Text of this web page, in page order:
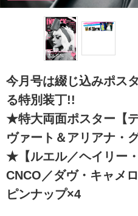
今月号は綴じ込みポス
る特別装丁!!
★特大両面ポスター【
ヴァート＆アリアナ・
★【ルエル／ヘイリー
CNCO／ダヴ・キャメ
ピンナップ×4